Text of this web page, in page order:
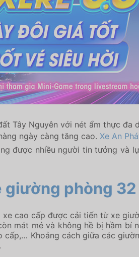
Tây Nguyên với nét ẩm thực
ngày càng tăng cao. Xe An
được nhiều người tin tưởng và
giường phòng 32
cao cấp được cải tiến từ xe
mát mẻ và không hề bị hầm
cấp,… Khoảng cách giữa các